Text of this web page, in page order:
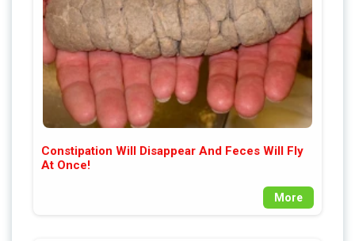
Constipation Will Disappear And Feces Will Fly
At Once!
More